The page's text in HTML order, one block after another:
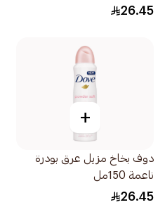
ساعة 150مل
26.45
+
دوف بخاخ مزيل عرق بودرة
ناعمة 150مل
26.45